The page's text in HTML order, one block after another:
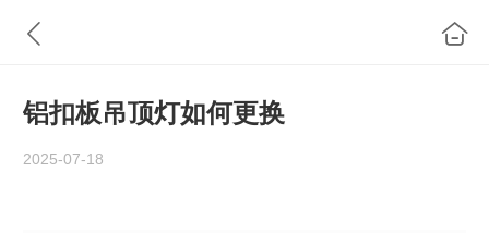
铝扣板吊顶灯如何更换
2025-07-18